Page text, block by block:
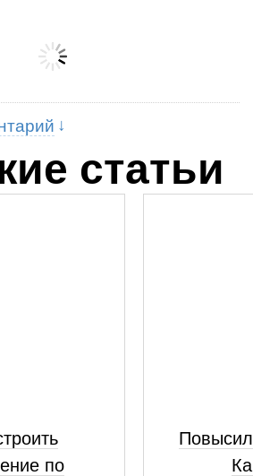
статьи
по